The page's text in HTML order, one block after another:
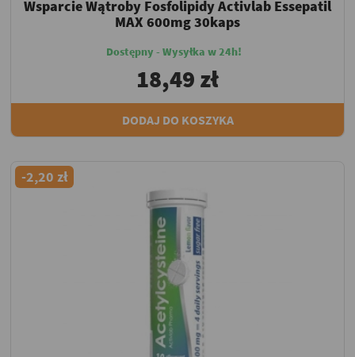
Wsparcie Wątroby Fosfolipidy Activlab Essepatil
MAX 600mg 30kaps
Dostępny - Wysyłka w 24h!
18,49 zł
DODAJ DO KOSZYKA
-2,20 zł